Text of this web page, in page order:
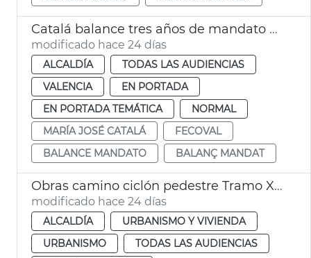
Catalá balance tres años de mandato València
modificado hace 24 días
ALCALDÍA
TODAS LAS AUDIENCIAS
VALENCIA
EN PORTADA
EN PORTADA TEMÁTICA
NORMAL
MARÍA JOSÉ CATALÁ
FECOVAL
BALANCE MANDATO
BALANÇ MANDAT
Obras camino ciclón pedestre Tramo XVI Turia Pont Astilleros València
modificado hace 24 días
ALCALDÍA
URBANISMO Y VIVIENDA
URBANISMO
TODAS LAS AUDIENCIAS